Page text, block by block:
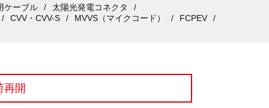
ケーブル
太陽光発電コネクタ
CVV・CVV-S MVVS（マイクコード）
FCPEV
再開